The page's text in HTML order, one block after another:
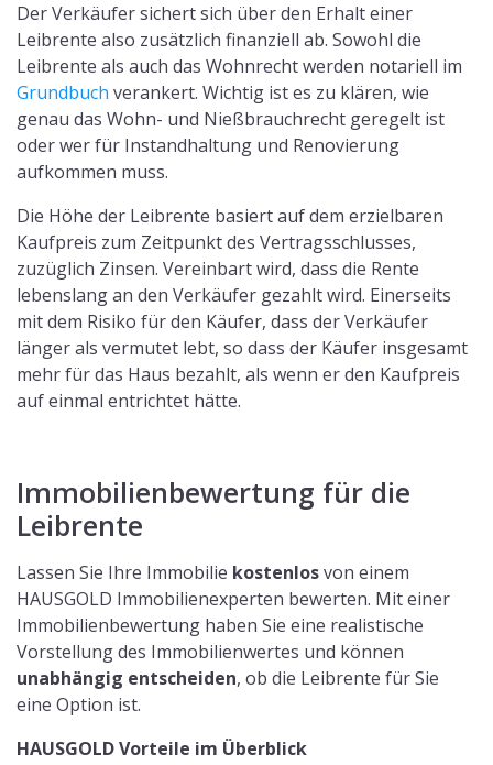
Der Verkäufer sichert sich über den Erhalt einer
Leibrente also zusätzlich finanziell ab. Sowohl die
Leibrente als auch das Wohnrecht werden notariell im
Grundbuch verankert. Wichtig ist es zu klären, wie
genau das Wohn- und Nießbrauchrecht geregelt ist
oder wer für Instandhaltung und Renovierung
aufkommen muss.
Die Höhe der Leibrente basiert auf dem erzielbaren
Kaufpreis zum Zeitpunkt des Vertragsschlusses,
zuzüglich Zinsen. Vereinbart wird, dass die Rente
lebenslang an den Verkäufer gezahlt wird. Einerseits
mit dem Risiko für den Käufer, dass der Verkäufer
länger als vermutet lebt, so dass der Käufer insgesamt
mehr für das Haus bezahlt, als wenn er den Kaufpreis
auf einmal entrichtet hätte.
Immobilienbewertung für die
Leibrente
Lassen Sie Ihre Immobilie kostenlosvon einem
HAUSGOLD Immobilienexperten bewerten. Mit einer
Immobilienbewertung haben Sie eine realistische
Vorstellung des Immobilienwertes und können
unabhängig entscheiden, ob die Leibrente für Sie
eine Option ist.
HAUSGOLD Vorteile im Überblick